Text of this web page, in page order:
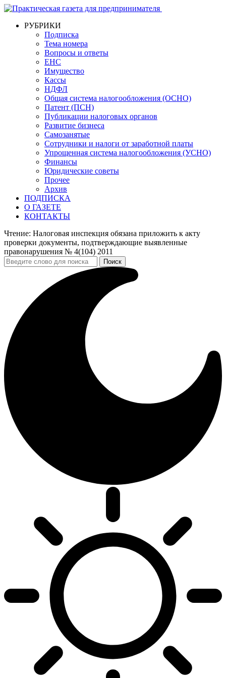
РУБРИКИ
Подписка
Тема номера
Вопросы и ответы
ЕНС
Имущество
Кассы
НДФЛ
Общая система налогообложения (ОСНО)
Патент (ПСН)
Публикации налоговых органов
Развитие бизнеса
Самозанятые
Сотрудники и налоги от заработной платы
Упрощенная система налогообложения (УСНО)
Финансы
Юридические советы
Прочее
Архив
ПОДПИСКА
О ГАЗЕТЕ
КОНТАКТЫ
Чтение: Налоговая инспекция обязана приложить к акту
проверки документы, подтверждающие выявленные
правонарушения № 4(104) 2011